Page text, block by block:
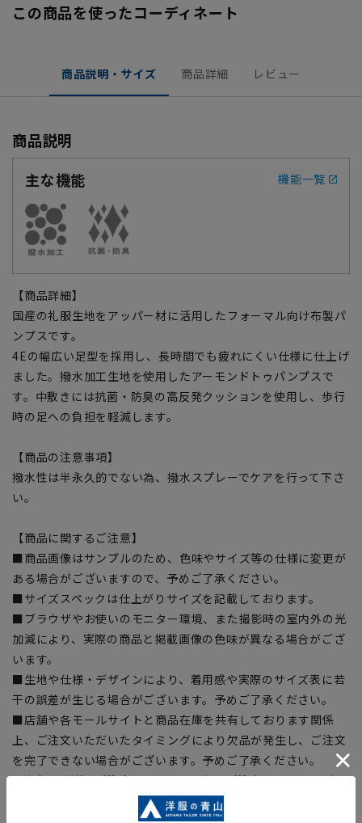
この商品を使ったコーディネート
商品説明・サイズ 商品詳細 レビュー
商品説明
主な機能
機能一覧
【商品詳細】
国産の礼服生地をアッパー材に活用したフォーマル向け布製パ
ンプスです。
4Eの幅広い足型を採用し、長時間でも疲れにくい仕様に仕上げ
ました。撥水加工生地を使用したアーモンドトゥパンプスで
す。中敷きには抗菌・防臭の高反発クッションを使用し、歩行
時の足への負担を軽減します。
【商品の注意事項】
撥水性は半永久的でない為、撥水スプレーでケアを行って下さ
い。
【商品に関するご注意】
■商品画像はサンプルのため、色味やサイズ等の仕様に変更が
ある場合がございますので、予めご了承ください。
■サイズスペックは仕上がりサイズを記載しております。
■ブラウザやお使いのモニター環境、また撮影時の室内外の光
加減により、実際の商品と掲載画像の色味が異なる場合がござ
います。
■生地や仕様・デザインにより、着用感や実際のサイズ表に若
干の誤差が生じる場合がございます。予めご了承ください。
■店舗や各モールサイトと商品在庫を共有しております関係
上、ご注文いただいたタイミングにより欠品が発生し、ご注文
を完了できない場合がございます。予めご了承ください。
■お急ぎ発送のご注文につきましても、ご注文のタイミングに
よってはお急ぎ発送サービスを選択できない場合がございま